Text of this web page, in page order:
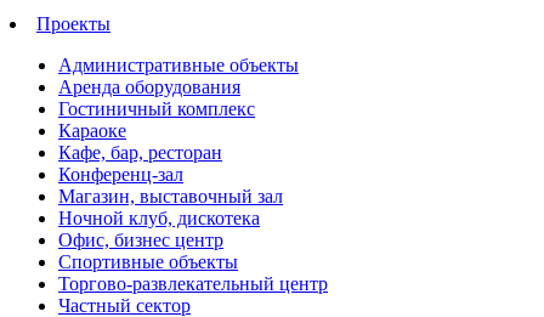
Проекты
Административные объекты
Аренда оборудования
Гостиничный комплекс
Караоке
Кафе, бар, ресторан
Конференц-зал
Магазин, выставочный зал
Ночной клуб, дискотека
Офис, бизнес центр
Спортивные объекты
Торгово-развлекательный центр
Частный сектор